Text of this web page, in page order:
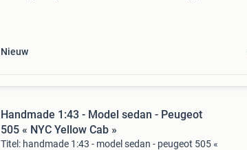
Nieuw
Handmade 1:43 - Model sedan - Peugeot
505 « NYC Yellow Cab »
Titel: handmade 1:43 - model sedan - peugeot 505 «